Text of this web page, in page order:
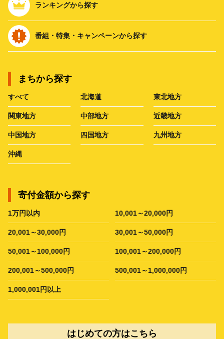
ランキングから探す
番組・特集・キャンペーンから探す
まちから探す
すべて 北海道 東北地方
関東地方 中部地方 近畿地方
中国地方 四国地方 九州地方
沖縄
寄付金額から探す
1万円以内 10,001～20,000円
20,001～30,000円 30,001～50,000円
50,001～100,000円 100,001～200,000円
200,001～500,000円 500,001～1,000,000円
1,000,001円以上
はじめての方はこちら